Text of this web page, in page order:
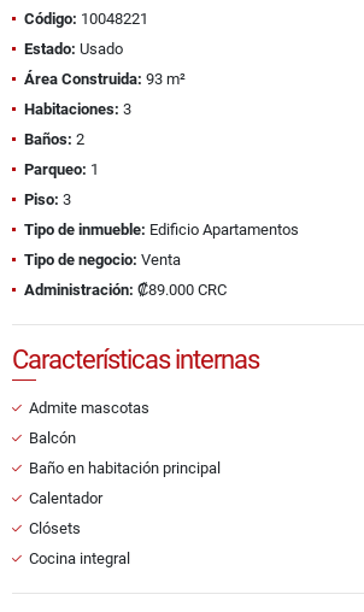
Código: 10048221
Estado: Usado
Área Construida: 93 m²
Habitaciones: 3
Baños: 2
Parqueo: 1
Piso: 3
Tipo de inmueble: Edificio Apartamentos
Tipo de negocio: Venta
Administración: ₡89.000 CRC
Características internas
Admite mascotas
Balcón
Baño en habitación principal
Calentador
Clósets
Cocina integral